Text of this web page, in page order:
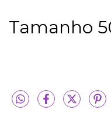
Tamanho